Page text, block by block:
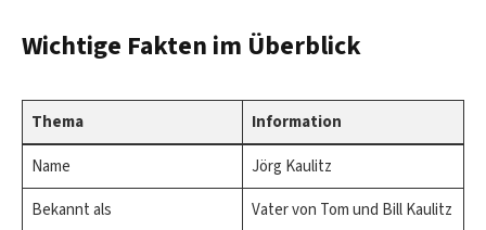
Wichtige Fakten im Überblick
Thema
Information
Name
Jörg Kaulitz
Bekannt als
Vater von Tom und Bill Kaulitz